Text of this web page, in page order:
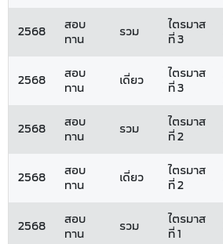
2568
สอบ
ทาน
รวม
ไตรมาส
ที่ 3
2568
สอบ
ทาน
เดี่ยว
ไตรมาส
ที่ 3
2568
สอบ
ทาน
รวม
ไตรมาส
ที่ 2
2568
สอบ
ทาน
เดี่ยว
ไตรมาส
ที่ 2
2568
สอบ
ทาน
รวม
ไตรมาส
ที่ 1